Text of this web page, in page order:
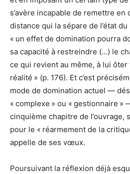
s’avère incapable de remettre en
distance qui la sépare de l’état
« un effet de domination pourra
sa capacité à restreindre (…) le
ce qui revient au même, à lui
réalité » (p. 176). Et c’est
mode de domination actuel —
« complexe » ou « gestionnaire »
cinquième chapitre de l’ouvrage,
pour le « réarmement de la
appelle de ses vœux.
Poursuivant la réflexion déjà